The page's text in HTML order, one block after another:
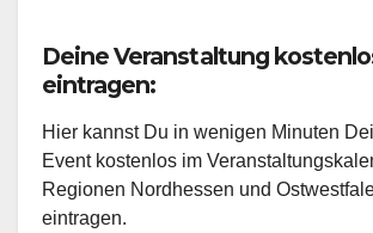
Deine Veranstaltung
eintragen:
Hier kannst Du in wenigen Minuten
Event kostenlos im
Regionen Nordhessen und
eintragen.